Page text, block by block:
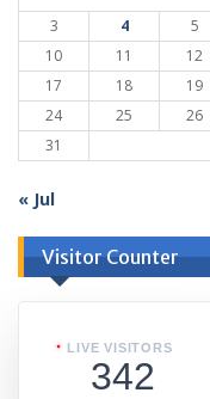
3
4 5
10
11 12
17
18 19
24
25 26
31
« Jul
Visitor Counter
LIVE VISITORS
342